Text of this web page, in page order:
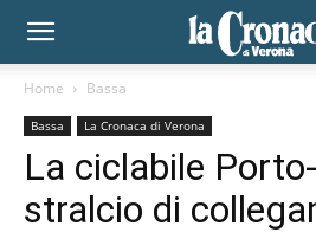
Home Bassa
Bassa La Cronaca di Verona
La ciclabile
stralcio di